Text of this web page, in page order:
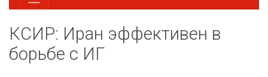
КСИР: Иран эффективен в
борьбе с ИГ